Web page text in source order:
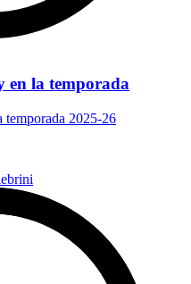
en la temporada
temporada 2025-26